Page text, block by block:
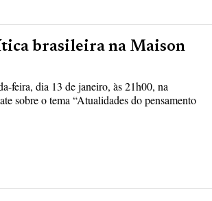
brasileira na Maison
feira, dia 13 de janeiro, às 21h00, na
sobre o tema “Atualidades do pensamento